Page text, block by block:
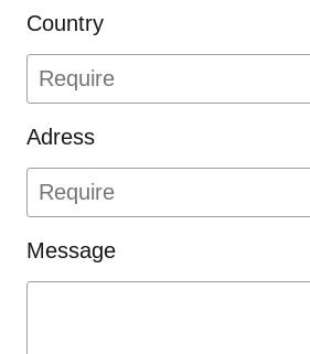
個人情報を与えて頂く
任意ですが、個人情報
ていた場合は、適切な
個人情報に関するご相
し出ください。
Country
Adress
Message